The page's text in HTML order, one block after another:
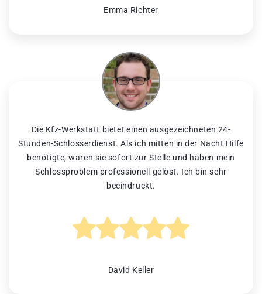
Emma Richter
Die Kfz-Werkstatt bietet einen ausgezeichneten 24-
Stunden-Schlosserdienst. Als ich mitten in der Nacht Hilfe
benötigte, waren sie sofort zur Stelle und haben mein
Schlossproblem professionell gelöst. Ich bin sehr
beeindruckt.
David Keller